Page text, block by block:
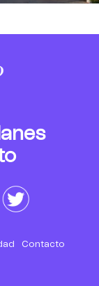
Contacto